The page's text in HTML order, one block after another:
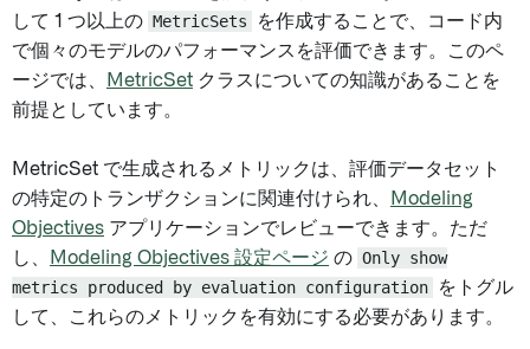
して 1 つ以上の MetricSets
を作成することで、コード内
で個々のモデルのパフォーマンスを評価できます。このペ
ージでは、
MetricSet クラスについての知識があることを
前提としています。
MetricSet で生成されるメトリックは、評価データセット
の特定のトランザクションに関連付けられ、
Modeling
Objectives アプリケーションでレビューできます。ただ
し、
Modeling Objectives 設定ページ の Only show
metrics produced by evaluation configuration
をトグル
して、これらのメトリックを有効にする必要があります。